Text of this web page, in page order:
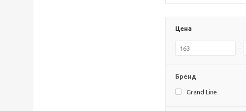
Цена
Бренд
Grand Line